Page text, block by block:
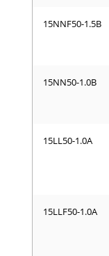
15NNF50-1.5B
15NN50-1.0B
15LL50-1.0A
15LLF50-1.0A